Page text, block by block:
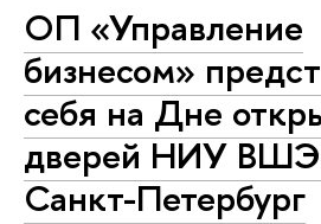
ОП «Управление
бизнесом»
себя на Дне
дверей НИУ
Санкт-Петербург